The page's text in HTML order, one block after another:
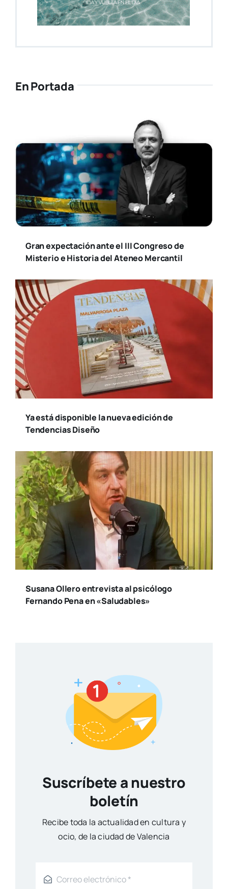
En Portada
Gran expectación ante el III Congreso de
Misterio e Historia del Ateneo Mercantil
Ya está disponible la nueva edición de
Tendencias Diseño
Susana Ollero entrevista al psicólogo
Fernando Pena en «Saludables»
Suscríbete a nuestro
boletín
Reci­be toda la actua­li­dad en cul­tu­ra y
ocio, de la ciu­dad de Valen­cia